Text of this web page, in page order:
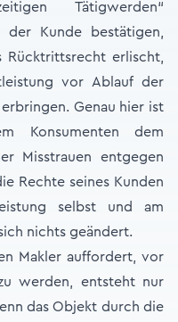
Tätigwerden“
der Kunde bestätigen,
Rücktrittsrecht erlischt,
vor Ablauf der
Genau hier ist
Konsumenten dem
Misstrauen entgegen
Rechte seines Kunden
selbst und am
nichts geändert.
Makler auffordert, vor
werden, entsteht nur
das Objekt durch die